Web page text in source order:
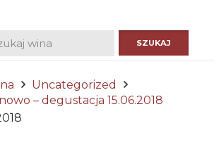
Uncategorized
– degustacja 15.06.2018